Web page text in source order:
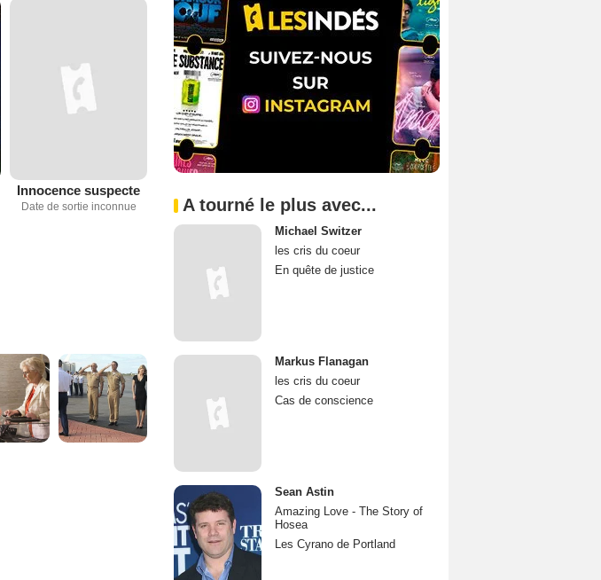
Innocence suspecte
Date de sortie inconnue A tourné le plus avec...
Michael Switzer
les cris du coeur
En quête de justice
Markus Flanagan
les cris du coeur
Cas de conscience
Sean Astin
Amazing Love - The Story of
Hosea
Les Cyrano de Portland